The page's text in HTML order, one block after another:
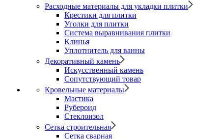
Расходные материалы для укладки плитки
Крестики для плитки
Уголки для плитки
Система выравнивания плитки
Клинья
Уплотнитель для ванны
Декоративный камень
Искусственный камень
Сопутствующий товар
Кровельные материалы
Мастика
Рубероид
Стеклоизол
Сетка строительная
Сетка сварная